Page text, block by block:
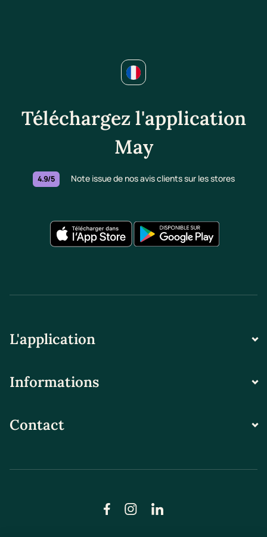
Téléchargez l'application
May
4.9/5 Note issue de nos avis clients sur les stores
L'application
Informations
Contact